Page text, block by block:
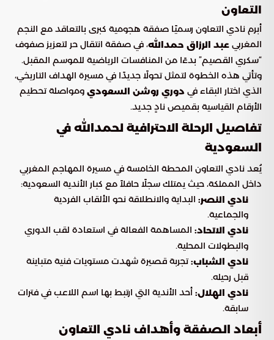
التعاون
أبرم نادي التعاون رسميًا صفقة هجومية كبرى بالتعاقد مع النجم
المغربي عبد الرزاق حمدالله، في صفقة انتقال حر لتعزيز صفوف
“سكري القصيم” بدءًا من المنافسات الرياضية للموسم المقبل.
وتأتي هذه الخطوة لتمثل تحولًا جديدًا في مسيرة الهداف التاريخي،
الذي اختار البقاء في دوري روشن السعودي ومواصلة تحطيم
الأرقام القياسية بقميص نادٍ جديد.
تفاصيل الرحلة الاحترافية لحمدالله في
السعودية
يُعد نادي التعاون المحطة الخامسة في مسيرة المهاجم المغربي
داخل المملكة، حيث يمتلك سجلًا حافلاً مع كبار الأندية السعودية:
نادي النصر: البداية والانطلاقة نحو الألقاب الفردية
والجماعية.
نادي الاتحاد: المساهمة الفعالة في استعادة لقب الدوري
والبطولات المحلية.
نادي الشباب:تجربة قصيرة شهدت مستويات فنية متباينة
قبل رحيله.
نادي الهلال: أحد الأندية التي ارتبط بها اسم اللاعب في فترات
سابقة.
أبعاد الصفقة وأهداف نادي التعاون